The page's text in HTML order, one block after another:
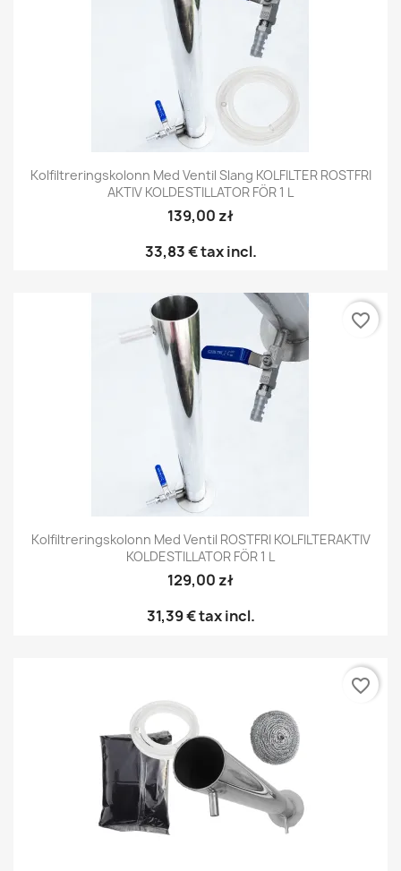
Kolfiltreringskolonn Med Ventil Slang KOLFILTER ROSTFRI
AKTIV KOLDESTILLATOR FÖR 1 L
139,00 zł
33,83 €tax incl.
Kolfiltreringskolonn Med Ventil ROSTFRI KOLFILTERAKTIV
KOLDESTILLATOR FÖR 1 L
129,00 zł
31,39 €tax incl.
favorite_border
favorite_border